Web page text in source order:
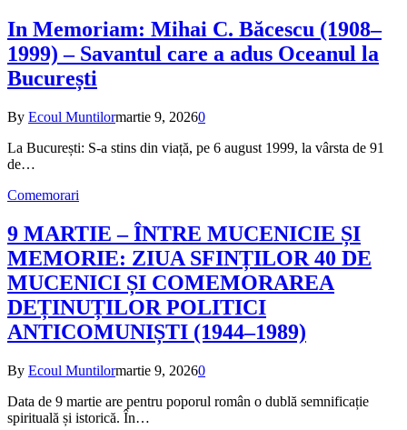
In Memoriam: Mihai C. Băcescu (1908–
1999) – Savantul care a adus Oceanul la
București
By Ecoul Muntilormartie 9, 20260
La București: S-a stins din viață, pe 6 august 1999, la vârsta de 91
de…
Comemorari
9 MARTIE – ÎNTRE MUCENICIE ȘI
MEMORIE: ZIUA SFINȚILOR 40 DE
MUCENICI ȘI COMEMORAREA
DEȚINUȚILOR POLITICI
ANTICOMUNIȘTI (1944–1989)
By Ecoul Muntilormartie 9, 20260
Data de 9 martie are pentru poporul român o dublă semnificație
spirituală și istorică. În…